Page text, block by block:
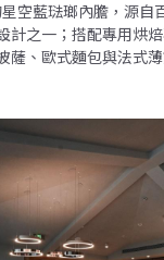
空藍琺瑯內膽，源自
計之一；搭配專用烘
薩、歐式麵包與法式